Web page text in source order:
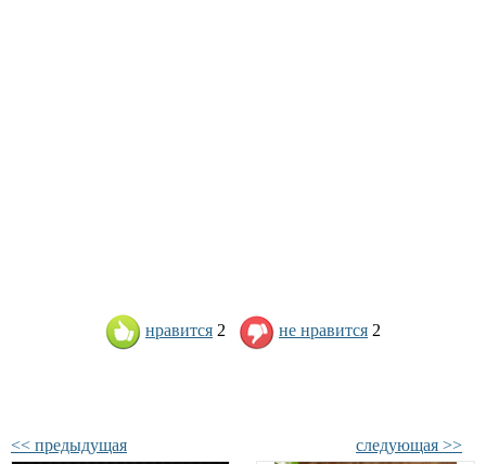
нравится 2 не нравится 2
<< предыдущая следующая >>